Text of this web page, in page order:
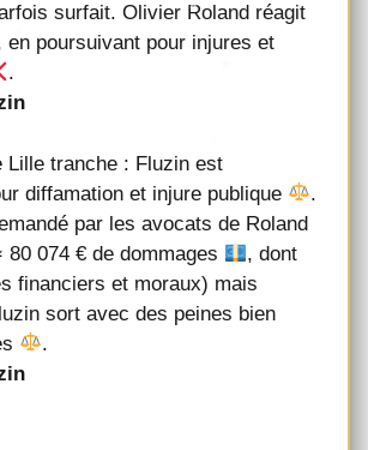
surfait. Olivier Roland réagit
en poursuivant pour injures et
.
Lille tranche : Fluzin est
diffamation et injure publique
.
par les avocats de Roland
074 € de dommages
, dont
financiers et moraux) mais
sort avec des peines bien
.